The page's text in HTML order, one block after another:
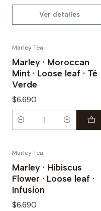
Ver detalles
Marley Tea
Marley · Moroccan
Mint · Loose leaf · Té
Verde
$6.690
Cantidad
Marley Tea
Marley · Hibiscus
Flower · Loose leaf ·
Infusion
$6.690